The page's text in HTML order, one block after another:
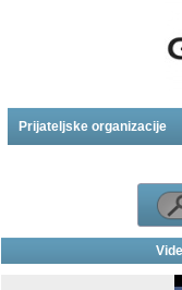
Prijateljske organizacije